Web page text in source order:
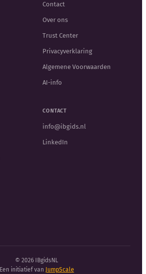
Contact
Over ons
Trust Center
Privacyverklaring
Algemene Voorwaarden
AI-info
CONTACT
info@ibgids.nl
LinkedIn
© 2026 IBgidsNL
Een initiatief van JumpScale